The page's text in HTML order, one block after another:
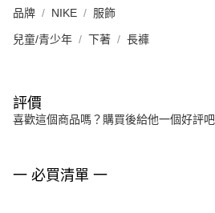
品牌 NIKE 服飾
兒童/青少年 下著 長褲
評價
喜歡這個商品嗎？購買後給他一個好評吧
一 必買清單 一